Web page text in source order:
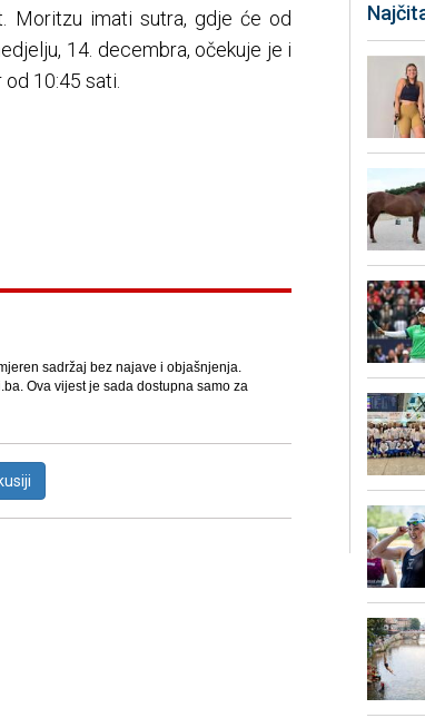
Moritzu imati sutra, gdje će od
14. decembra, očekuje je i
10:45 sati.
sadržaj bez najave i objašnjenja.
Ova vijest je sada dostupna samo za